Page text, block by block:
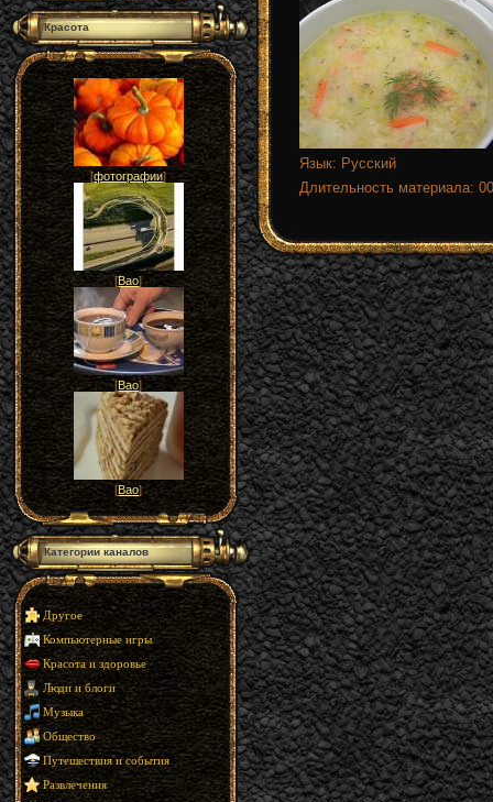
Красота
[фотографии]
[Вао]
[Вао]
[Вао]
Категории каналов
Другое
Компьютерные игры
Красота и здоровье
Люди и блоги
Музыка
Общество
Путешествия и события
Развлечения
Язык: Русский
Длительность материала: